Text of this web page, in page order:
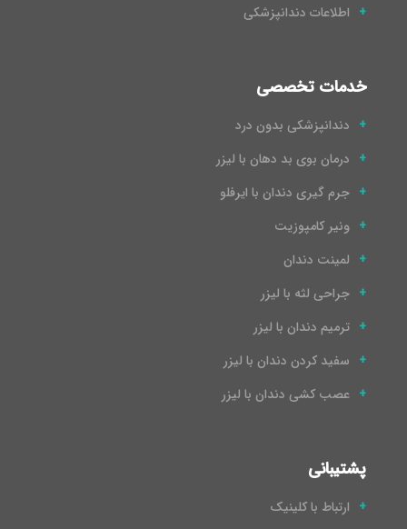
اطلاعات دندانپزشکی
خدمات تخصصی
دندانپزشکی بدون درد
درمان بوی بد دهان با لیزر
جرم گیری دندان با ایرفلو
ونیر کامپوزیت
لمینت دندان
جراحی لثه با لیزر
ترمیم دندان با لیزر
سفید کردن دندان با لیزر
عصب کشی دندان با لیزر
پشتیبانی
ارتباط با کلینیک